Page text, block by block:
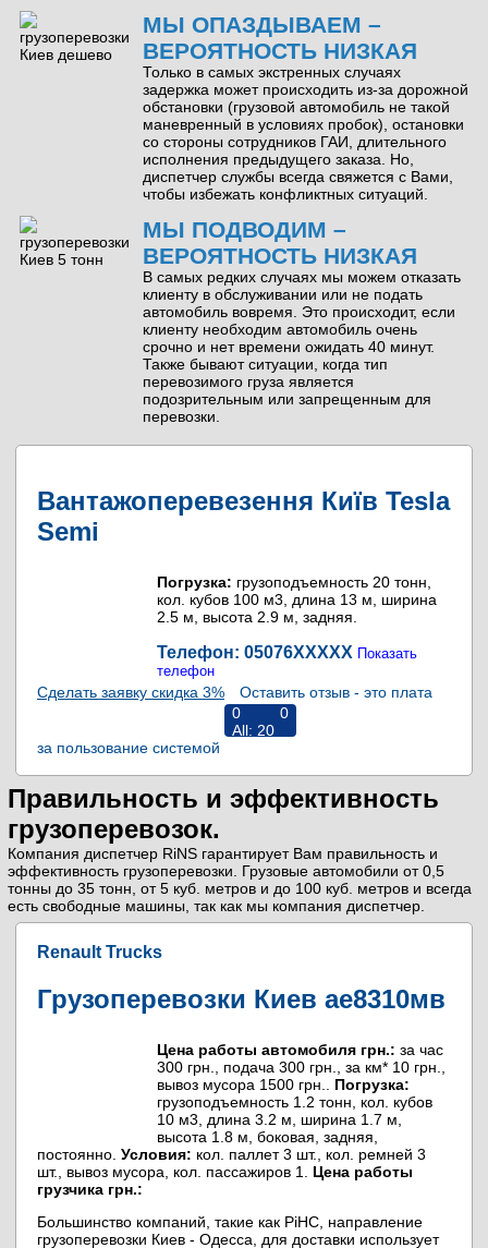
МЫ ОПАЗДЫВАЕМ –
ВЕРОЯТНОСТЬ НИЗКАЯ
Только в самых экстренных случаях
задержка может происходить из-за дорожной
обстановки (грузовой автомобиль не такой
маневренный в условиях пробок), остановки
со стороны сотрудников ГАИ, длительного
исполнения предыдущего заказа. Но,
диспетчер службы всегда свяжется с Вами,
чтобы избежать конфликтных ситуаций.
МЫ ПОДВОДИМ –
ВЕРОЯТНОСТЬ НИЗКАЯ
В самых редких случаях мы можем отказать
клиенту в обслуживании или не подать
автомобиль вовремя. Это происходит, если
клиенту необходим автомобиль очень
срочно и нет времени ожидать 40 минут.
Также бывают ситуации, когда тип
перевозимого груза является
подозрительным или запрещенным для
перевозки.
Вантажоперевезення Київ Tesla
Semi
Погрузка: грузоподъемность 20 тонн,
кол. кубов 100 м3, длина 13 м, ширина
2.5 м, высота 2.9 м, задняя.
Телефон: 05076XXXXX Показать
телефон
Сделать заявку скидка 3% Оставить отзыв - это плата
за пользование системой
0
0
All: 20
Правильность и эффективность
грузоперевозок.
Компания диспетчер RiNS гарантирует Вам правильность и
эффективность грузоперевозки. Грузовые автомобили от 0,5
тонны до 35 тонн, от 5 куб. метров и до 100 куб. метров и всегда
есть свободные машины, так как мы компания диспетчер.
Renault Trucks
Грузоперевозки Киев ае8310мв
Цена работы автомобиля грн.: за час
300 грн., подача 300 грн., за км* 10 грн.,
вывоз мусора 1500 грн.. Погрузка:
грузоподъемность 1.2 тонн, кол. кубов
10 м3, длина 3.2 м, ширина 1.7 м,
высота 1.8 м, боковая, задняя,
постоянно. Условия: кол. паллет 3 шт., кол. ремней 3
шт., вывоз мусора, кол. пассажиров 1. Цена работы
грузчика грн.:
Большинство компаний, такие как РіНС, направление
грузоперевозки Киев - Одесса, для доставки использует